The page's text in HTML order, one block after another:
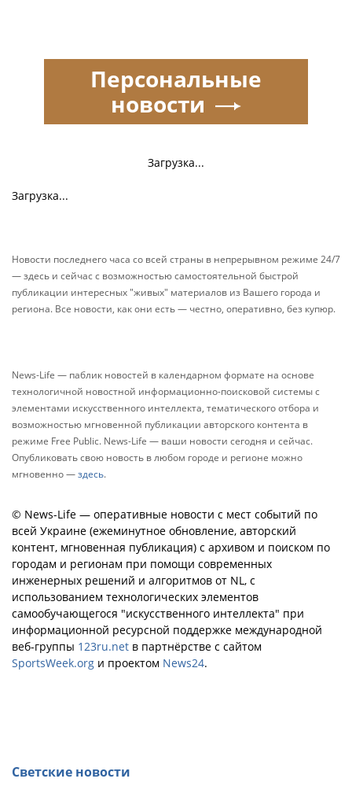
Загрузка...
Загрузка...
Персональные
новости
Новости последнего часа со всей страны в непрерывном режиме 24/7
— здесь и сейчас с возможностью самостоятельной быстрой
публикации интересных "живых" материалов из Вашего города и
региона. Все новости, как они есть — честно, оперативно, без купюр.
News-Life — паблик новостей в календарном формате на основе
технологичной новостной информационно-поисковой системы с
элементами искусственного интеллекта, тематического отбора и
возможностью мгновенной публикации авторского контента в
режиме Free Public. News-Life — ваши новости сегодня и сейчас.
Опубликовать свою новость в любом городе и регионе можно
мгновенно —здесь.
© News-Life — оперативные новости с мест событий по
всей Украине (ежеминутное обновление, авторский
контент, мгновенная публикация) с архивом и поиском по
городам и регионам при помощи современных
инженерных решений и алгоритмов от NL, с
использованием технологических элементов
самообучающегося "искусственного интеллекта" при
информационной ресурсной поддержке международной
веб-группы 123ru.net в партнёрстве с сайтом
SportsWeek.org и проектом News24.
Светские новости